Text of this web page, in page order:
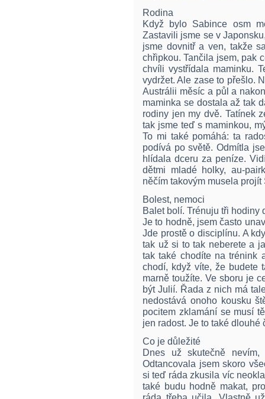
Rodina
Když bylo Sabince osm
Zastavili jsme se v
jsme dovnitř a ven, takže
chřipkou. Tančila jsem, pak
chvíli vystřídala maminku.
vydržet. Ale zase to přešlo.
Austrálii měsíc a půl a
maminka se dostala až tak
rodiny jen my dvě. Tatínek
tak jsme teď s maminkou,
To mi také pomáhá: ta
podívá po světě. Odmítla
hlídala dceru za peníze.
dětmi mladé holky, au-
něčím takovým musela projít
Bolest, nemoci
Balet bolí. Trénuju tři hodiny
Je to hodně, jsem často
Jde prostě o disciplínu. A
tak už si to tak neberete a
tak také chodíte na trénink
chodí, když víte, že budete
marně toužíte. Ve sboru je
být Julií. Řada z nich má
nedostává onoho kousku
pocitem zklamání se musí
jen radost. Je to také dlouhé
Co je důležité
Dnes už skutečně
Odtancovala jsem skoro
si teď ráda zkusila víc
také budu hodně makat,